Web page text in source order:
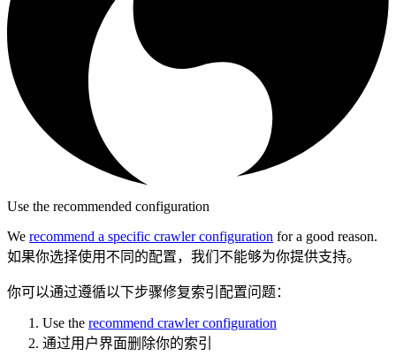
Use the recommended configuration
We recommend a specific crawler configuration for a good reason.
如果你选择使用不同的配置，我们不能够为你提供支持。
你可以通过遵循以下步骤修复索引配置问题：
Use the recommend crawler configuration
通过用户界面删除你的索引